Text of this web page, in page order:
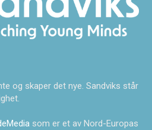
og skaper det nye. Sandviks står
som er et av Nord-Europas